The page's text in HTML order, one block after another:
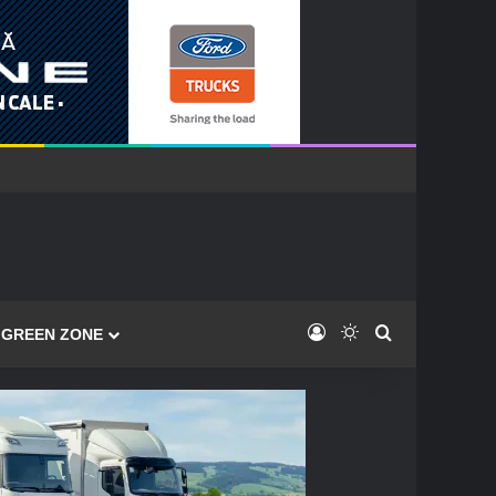
GREEN ZONE Log InSwitch skin